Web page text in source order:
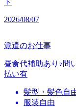
2026/08/07
派遣のお仕事
昼食代補助あり♪問
払い有
髪型・髪色自
服装自由